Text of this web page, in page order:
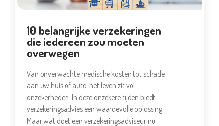
10 belangrijke verzekeringen
die iedereen zou moeten
overwegen
Van onverwachte medische kosten tot schade
aan uw huis of auto: het leven zit vol
onzekerheden. In deze onzekere tijden biedt
verzekeringsadvies een waardevolle oplossing.
Maar wat doet een verzekeringsadviseur nu